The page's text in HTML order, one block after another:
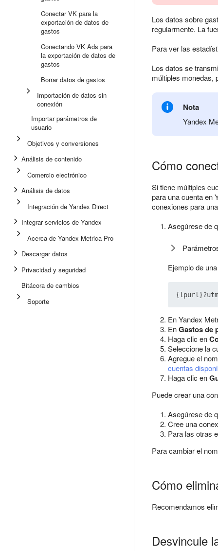
Conectar VK para la
exportación de datos de
gastos
Conectando VK Ads para
la exportación de datos de
gastos
Borrar datos de gastos
Importación de datos sin
conexión
Importar parámetros de
usuario
Objetivos y conversiones
Análisis de contenido
Comercio electrónico
Análisis de datos
Integración de Yandex Direct
Integrar servicios de Yandex
Acerca de Yandex Metrica Pro
Descargar datos
Privacidad y seguridad
Bitácora de cambios
Soporte
Los datos sobre
regularmente. La
Para ver las
Los datos se
múltiples monedas,
Nota
Yandex
Cómo
Si tiene múltiples
para una cuenta en
conexiones para
Asegúrese de
Ejemplo de
En Yandex
EnGastos de
Haga clic en
Seleccione la
Agregue el
cuentas
Haga clic en
Puede crear una
Asegúrese de
Cree una
Para las otras
Para cambiar el
Cómo
Recomendamos
Desvincule